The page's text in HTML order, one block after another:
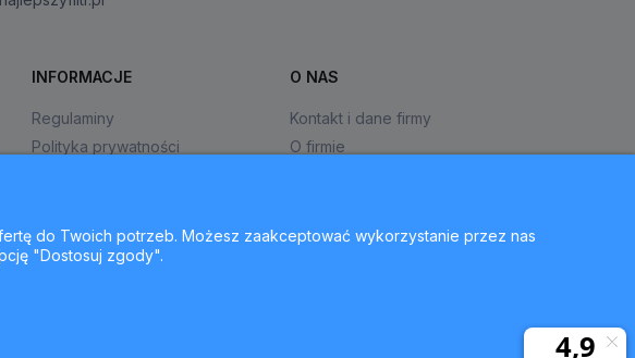
INFORMACJE
Regulaminy
Polityka prywatności
O NAS
Kontakt i dane firmy
O firmie
Biała, woj. śląskie
do Twoich potrzeb. Możesz zaakceptować wykorzystanie przez nas
"Dostosuj zgody".